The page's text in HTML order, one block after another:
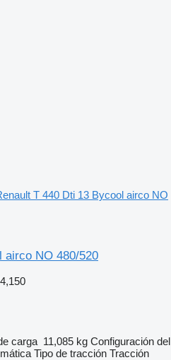
T 440 Dti 13 Bycool airco NO
airco NO 480/520
carga 11,085 kg Configuración del
Tipo de tracción Tracción